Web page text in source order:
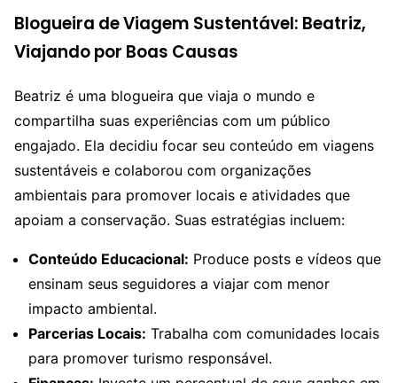
Blogueira de Viagem Sustentável: Beatriz,
Viajando por Boas Causas
Beatriz é uma blogueira que viaja o mundo e
compartilha suas experiências com um público
engajado. Ela decidiu focar seu conteúdo em viagens
sustentáveis e colaborou com organizações
ambientais para promover locais e atividades que
apoiam a conservação. Suas estratégias incluem:
Conteúdo Educacional: Produce posts e vídeos que
ensinam seus seguidores a viajar com menor
impacto ambiental.
Parcerias Locais: Trabalha com comunidades locais
para promover turismo responsável.